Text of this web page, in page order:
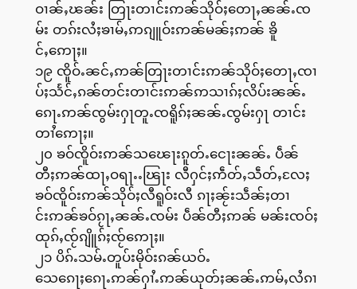
ဝၢၼ်ႇၽၼ်း တြႃးတၢင်းဢၼ်သိုဝ်ႈတေႃႇၼၼ်ႉၸ
မ်း တၵ်းလႆႈၶၢမ်ႇဢၵျူဝ်းဢၼ်မၼ်ႈဢၼ် ၶိူ
င်ႇဢေႃႈ။
၁၉ ၸိူဝ်ႉၼင်ႇဢၼ်တြႃးတၢင်းဢၼ်သိုဝ်ႈတေႃႇၸၢ
ပ်ႈသႅင်ႇၵၼ်တင်းတၢင်းဢၼ်ဢသၢၵ်ႈလိပ်းၼၼ်ႉ
ၵေႃႉဢၼ်ၸွမ်းႁႃတူႉၸရိူၵ်ႈၼၼ်ႉၸွမ်းႁႃ တၢင်း
တၢႆဢေႃႈ။
၂၀ ၶဝ်ၸိူဝ်းဢၼ်သၽေႃးၵူတ်ႉငေႃးၼၼ်ႉ ပဵၼ်
တီႈဢၼ်ထႃႇဝရႃႉႉၽြႃး လီႁင်ႈဢဵတ်ႇသဵတ်ႇလႄႈ
ၶဝ်ၸိူဝ်းဢၼ်သိုဝ်ႈလီရူဝ်းလီ ၵႃႈၼႂ်းသဵၼ်ႈတၢ
င်းဢၼ်ၶဝ်ၵႂႃႇၼၼ်ႉၸမ်း ပဵၼ်တီႈဢၼ် မၼ်းၸဝ်ႈ
ထုၵ်ႇၸႂ်ၵျိူၵ်ႈၸႂ်ဢေႃႈ။
၂၁ ပိၵ်ႉသမ်ႉတူပ်းမိုဝ်းၵၼ်ယဝ်ႉ
သေၵေႃႈၵေႃႉဢၼ်ႁၢႆႉဢၼ်ယုတ်ႈၼၼ်ႉဢမ်ႇလႆၵၢ